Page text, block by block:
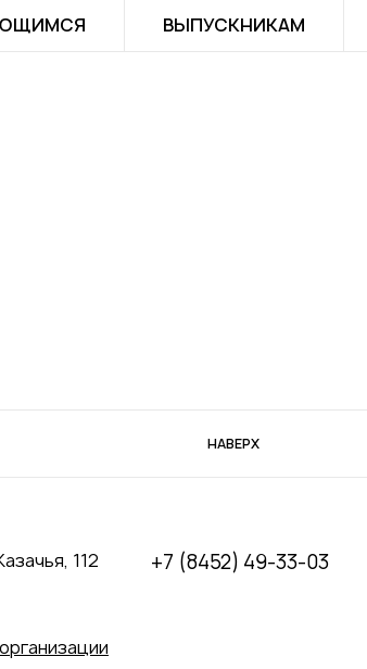
ВЫПУСКНИКАМ
НАВЕРХ
112
+7 (8452) 49-33-03